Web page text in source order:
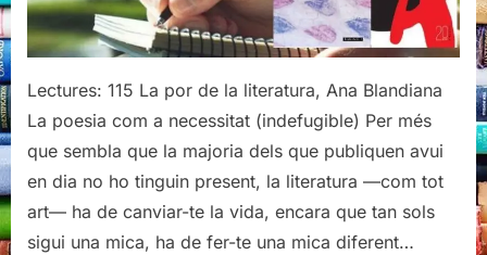
Ana
Blandiana
Lectures: 115 La por de la literatura, Ana Blandiana
La poesia com a necessitat (indefugible) Per més
que sembla que la majoria dels que publiquen avui
en dia no ho tinguin present, la literatura —com tot
art— ha de canviar-te la vida, encara que tan sols
sigui una mica, ha de fer-te una mica diferent…